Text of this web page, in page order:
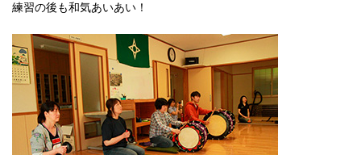
練習の後も和気あいあい！